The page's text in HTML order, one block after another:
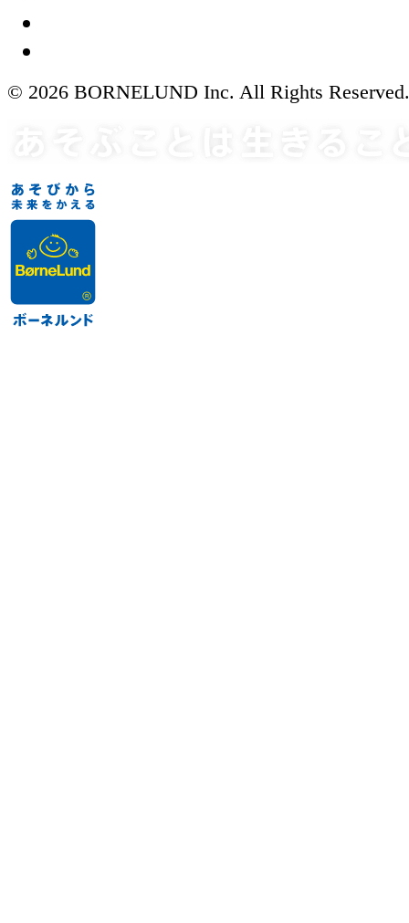
© 2026 BORNELUND Inc. All Rights Reserved.